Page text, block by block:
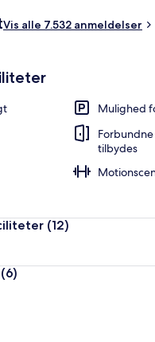
Vis alle 7.532 anmeldelser
Mulighed
tilbydes
(12)
(6)